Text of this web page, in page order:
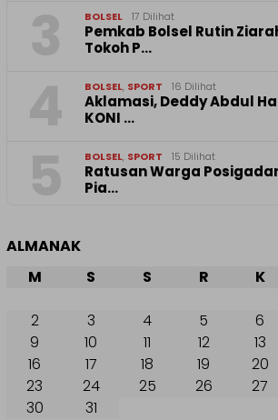
BOLSEL 17 Dilihat
Pemkab Bolsel Rutin
Tokoh P…
BOLSEL, SPORT 16 Dilihat
Aklamasi, Deddy Abdul
KONI …
BOLSEL, SPORT 15 Dilihat
‎Ratusan Warga
Pia…
ALMANAK
M S S R K
2
3 4 5 6
9
10 11 12 13
16
17 18 19 20
23
24 25 26 27
30
31